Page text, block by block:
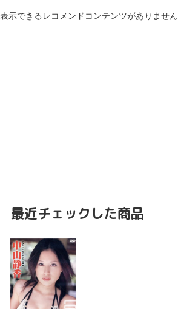
表示できるレコメンドコンテンツがありません
最近チェックした商品